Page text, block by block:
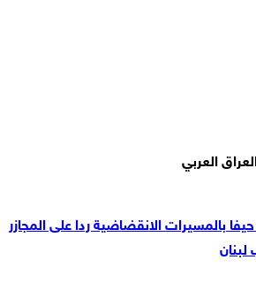
العربي
بالمسيرات الانقضاضية ردا على المجازر
لبنان